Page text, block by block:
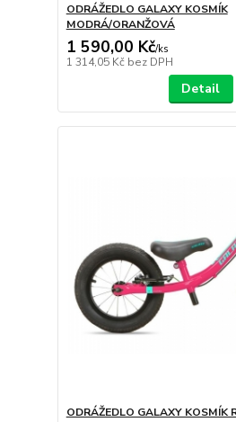
ODRÁŽEDLO GALAXY KOSMÍK
MODRÁ/ORANŽOVÁ
1 590,00 Kč/ks
1 314,05 Kč bez DPH
Detail
ODRÁŽEDLO GALAXY KOSMÍK